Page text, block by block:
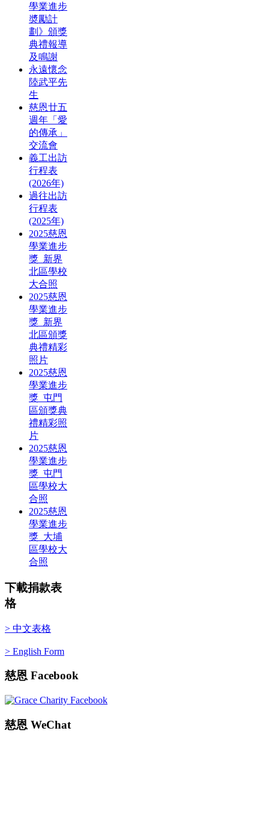
學業進步
奬勵計
劃》頒獎
典禮報導
及鳴謝
永遠懷念
陸武平先
生
慈恩廿五
週年「愛
的傳承」
交流會
義工出訪
行程表
(2026年)
過往出訪
行程表
(2025年)
2025慈恩
學業進步
獎_新界
北區學校
大合照
2025慈恩
學業進步
獎_新界
北區頒獎
典禮精彩
照片
2025慈恩
學業進步
獎_屯門
區頒獎典
禮精彩照
片
2025慈恩
學業進步
獎_屯門
區學校大
合照
2025慈恩
學業進步
獎_大埔
區學校大
合照
下載捐款表
格
> 中文表格
> English Form
慈恩 Facebook
慈恩 WeChat